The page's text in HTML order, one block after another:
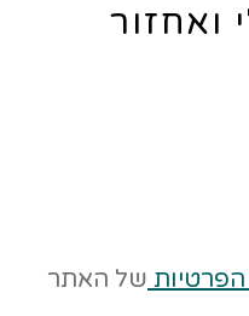
ואחזור
הפרטיות של האתר